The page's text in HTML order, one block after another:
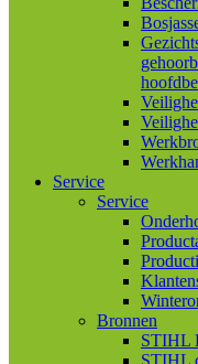
Service
Service
Bronnen
STIHL
STIHL